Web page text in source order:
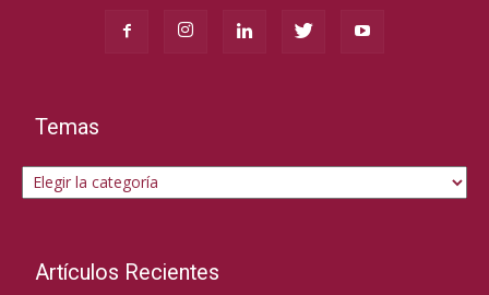
Temas
Temas
Artículos Recientes